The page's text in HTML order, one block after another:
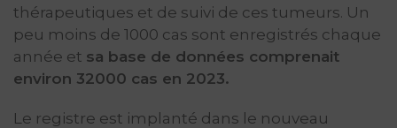
thérapeutiques et de suivi de ces tumeurs. Un
peu moins de 1000 cas sont enregistrés chaque
année et sa base de données comprenait
environ 32000 cas en 2023.
Le registre est implanté dans le nouveau